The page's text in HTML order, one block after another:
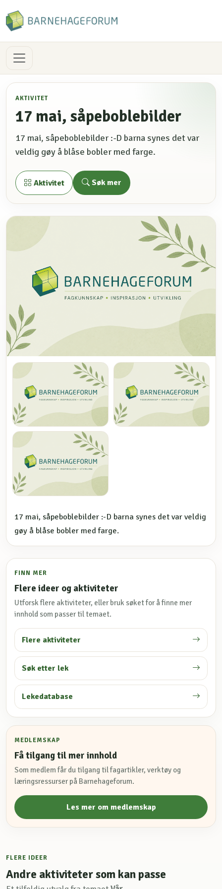
AKTIVITET
17 mai, såpeboblebilder
17 mai, såpeboblebilder :-D barna synes det var
veldig gøy å blåse bobler med farge.
Aktivitet Søk mer
17 mai, såpeboblebilder :-D barna synes det var veldig
gøy å blåse bobler med farge.
FINN MER
Flere ideer og aktiviteter
Utforsk flere aktiviteter, eller bruk søket for å finne mer
innhold som passer til temaet.
Flere aktiviteter
Søk etter lek
Lekedatabase
MEDLEMSKAP
Få tilgang til mer innhold
Som medlem får du tilgang til fagartikler, verktøy og
læringsressurser på Barnehageforum.
Les mer om medlemskap
FLERE IDEER
Andre aktiviteter som kan passe